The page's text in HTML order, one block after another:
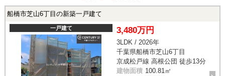
船橋市芝山6丁目の新築一戸建て
一戸建て 3,480万円
3LDK / 2026年
千葉県船橋市芝山6丁目
京成松戸線 高根公団 徒歩13分
建物面積 100.81㎡